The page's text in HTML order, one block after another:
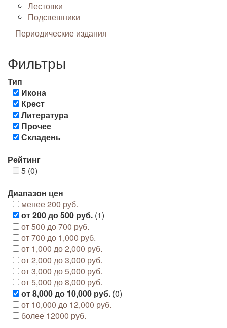
Лестовки
Подсвешники
Периодические издания
Фильтры
Тип
Икона
Крест
Литература
Прочее
Складень
Рейтинг
5 (0)
Диапазон цен
менее 200 руб.
от 200 до 500 руб. (1)
от 500 до 700 руб.
от 700 до 1,000 руб.
от 1,000 до 2,000 руб.
от 2,000 до 3,000 руб.
от 3,000 до 5,000 руб.
от 5,000 до 8,000 руб.
от 8,000 до 10,000 руб. (0)
от 10,000 до 12,000 руб.
более 12000 руб.